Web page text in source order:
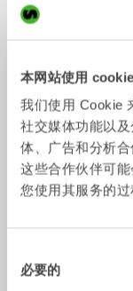
本网站使用 cookie
我们使用 Cookie
社交媒体功能以
体、广告和分析
这些合作伙伴可
您使用其服务的过
必要的
S型焊接式适配器
适配器
适配器